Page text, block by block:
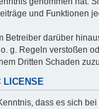
und Funktionen
Betreiber darüber
g. Regeln verstoßen
Dritten Schaden
LICENSE
dass es sich